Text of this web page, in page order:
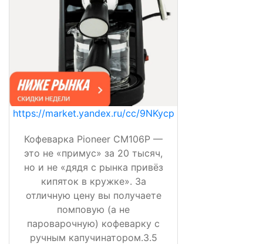
https://market.yandex.ru/cc/9NKycp
Кофеварка Pioneer CM106P —
это не «примус» за 20 тысяч,
но и не «дядя с рынка привёз
кипяток в кружке». За
отличную цену вы получаете
помповую (а не
пароварочную) кофеварку с
ручным капучинатором.3.5